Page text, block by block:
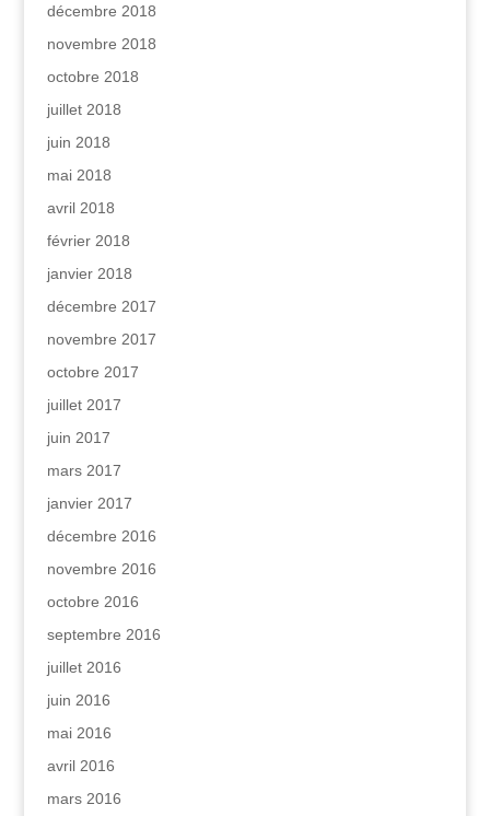
décembre 2018
novembre 2018
octobre 2018
juillet 2018
juin 2018
mai 2018
avril 2018
février 2018
janvier 2018
décembre 2017
novembre 2017
octobre 2017
juillet 2017
juin 2017
mars 2017
janvier 2017
décembre 2016
novembre 2016
octobre 2016
septembre 2016
juillet 2016
juin 2016
mai 2016
avril 2016
mars 2016